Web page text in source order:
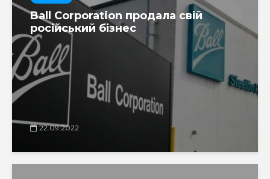
Ball Corporation продала свій
російський бізнес
22.09.2022